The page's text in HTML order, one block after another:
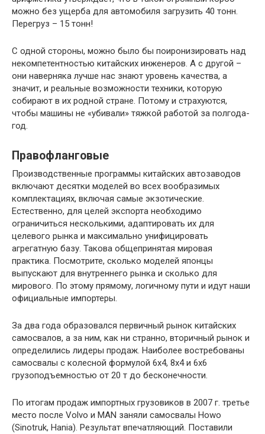
можно без ущерба для автомобиля загрузить 40 тонн.
Перегруз – 15 тонн!
С одной стороны, можно было бы поиронизировать над
некомпетентностью китайских инженеров. А с другой –
они наверняка лучше нас знают уровень качества, а
значит, и реальные возможности техники, которую
собирают в их родной стране. Потому и страхуются,
чтобы машины не «убивали» тяжкой работой за полгода-
год.
Правофланговые
Производственные программы китайских автозаводов
включают десятки моделей во всех вообразимых
комплектациях, включая самые экзотические.
Естественно, для целей экспорта необходимо
ограничиться несколькими, адаптировать их для
целевого рынка и максимально унифицировать
агрегатную базу. Такова общепринятая мировая
практика. Посмотрите, сколько моделей японцы
выпускают для внутреннего рынка и сколько для
мирового. По этому прямому, логичному пути и идут наши
официальные импортеры.
За два года образовался первичный рынок китайских
самосвалов, а за ним, как ни странно, вторичный рынок и
определились лидеры продаж. Наиболее востребованы
самосвалы с колесной формулой 6х4, 8х4 и 6х6
грузоподъемностью от 20 т до бесконечности.
По итогам продаж импортных грузовиков в 2007 г. третье
место после Volvo и MAN заняли самосвалы Howo
(Sinotruk, Hania). Результат впечатляющий. Поставили